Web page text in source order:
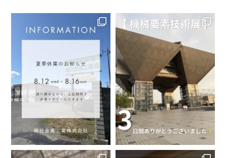
朝日金属工業株式会社
代表取締役 加藤 雅浩
2017年1月 ISO9001：2015年度版へ移行
ユースエール企業に認定
2019年2月
健康経営優良法人に認定 (現在
も継続中)
製品に含有する化学物質の情報を把握・管
理し、その情報をお客様に提供する。
環境方針を達成するため、影響を及ぼすリ
スク及び機会を明確にして対処する。